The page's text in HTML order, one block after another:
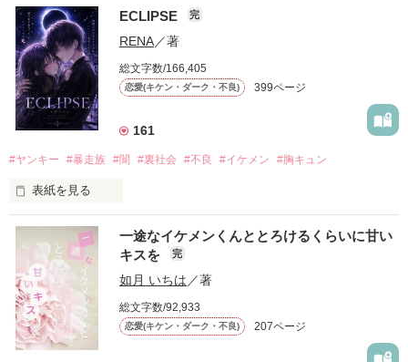
「好きだったから、別れを選んだ。」
モテる人を好きになるのが怖かった。
だから私は、中学時代に大好きだった彼を自分から振った。
もう会うことはないと思っていたのに、
高校生になって再会した彼は、隣の学校で”王子様”と呼ばれる
他の女の子には冷たいのに
私にだけ昔と変わらない笑顔を向けてくる。
「澪ちゃん。」
それは止まっていた恋が再び動き始める合図──。
✨.ﾟ･*..☆.｡.:*✨.☆.｡.:. *:ﾟ✨.ﾟ･*..☆.｡.:*✨
ECLIPSE 完
RENA／著
総文字数/166,405
恋愛(キケン・ダーク・不良) 399ページ
161
#ヤンキー #暴走族 #闇 #裏社会 #不良 #イケメン #胸キュン
表紙を見る
表紙画像はAIです
作品を読む
一途なイケメンくんととろけるくらいに甘い
キスを
完
如月 いちは ／著
総文字数/92,933
恋愛(キケン・ダーク・不良) 207ページ